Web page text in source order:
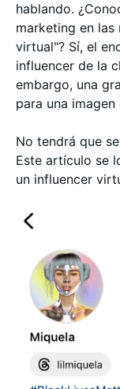
hablando.
marketing en las
virtual"? Sí, el
influencer de la
embargo, una
para una
No tendrá que
Este artículo se
un influencer